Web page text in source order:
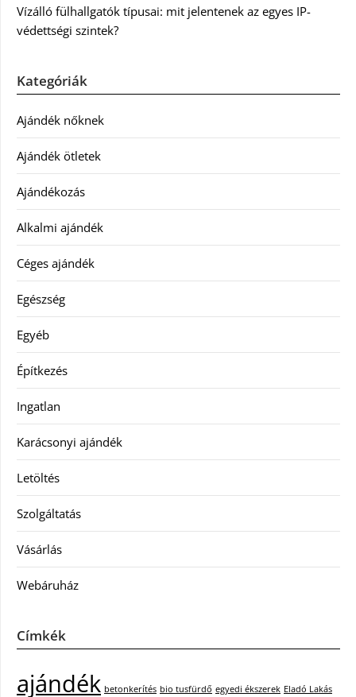
Vízálló fülhallgatók típusai: mit jelentenek az egyes IP-
védettségi szintek?
Kategóriák
Ajándék nőknek
Ajándék ötletek
Ajándékozás
Alkalmi ajándék
Céges ajándék
Egészség
Egyéb
Építkezés
Ingatlan
Karácsonyi ajándék
Letöltés
Szolgáltatás
Vásárlás
Webáruház
Címkék
ajándék betonkerítés bio tusfürdő egyedi ékszerek Eladó Lakás